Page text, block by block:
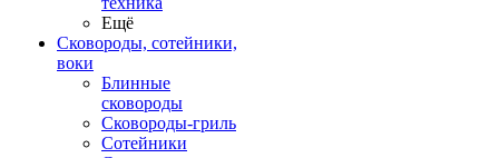
Ещё
Сковороды, сотейники,
воки
Блинные
сковороды
Сковороды-гриль
Сотейники